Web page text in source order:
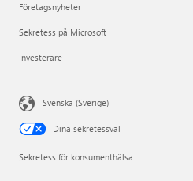
Företagsnyheter
Sekretess på Microsoft
Investerare
Svenska (Sverige)
Dina sekretessval
Sekretess för konsumenthälsa